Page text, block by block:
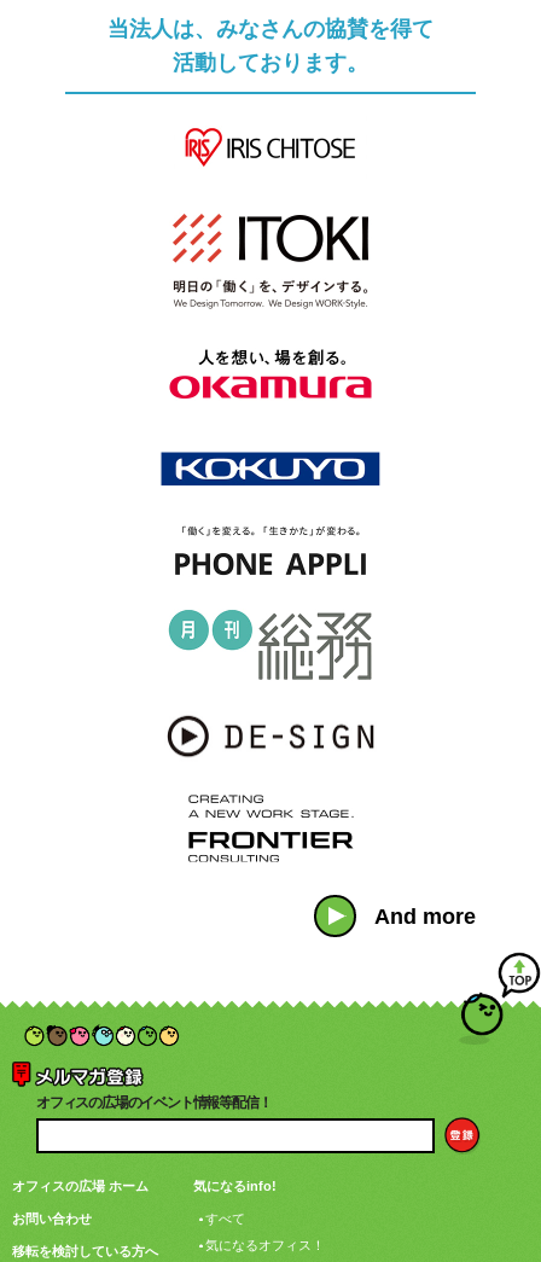
当法人は、みなさんの協賛を得て
活動しております。
And more
オフィスの広場のイベント情報等配信！
オフィスの広場 ホーム
お問い合わせ
移転を検討している方へ
気になるinfo!
すべて
気になるオフィス！